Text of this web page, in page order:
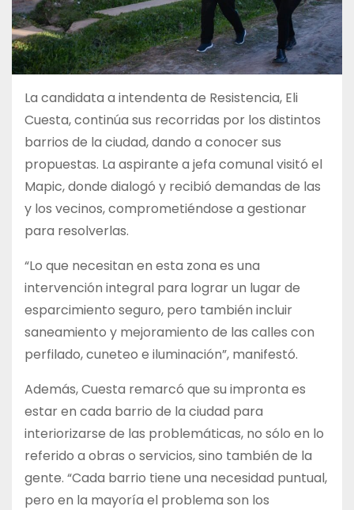
La candidata a intendenta de Resistencia, Eli
Cuesta, continúa sus recorridas por los distintos
barrios de la ciudad, dando a conocer sus
propuestas. La aspirante a jefa comunal visitó el
Mapic, donde dialogó y recibió demandas de las
y los vecinos, comprometiéndose a gestionar
para resolverlas.
“Lo que necesitan en esta zona es una
intervención integral para lograr un lugar de
esparcimiento seguro, pero también incluir
saneamiento y mejoramiento de las calles con
perfilado, cuneteo e iluminación”, manifestó.
Además, Cuesta remarcó que su impronta es
estar en cada barrio de la ciudad para
interiorizarse de las problemáticas, no sólo en lo
referido a obras o servicios, sino también de la
gente. “Cada barrio tiene una necesidad puntual,
pero en la mayoría el problema son los